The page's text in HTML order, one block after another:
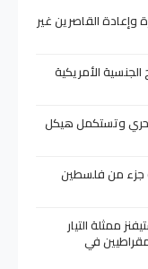
وإعادة القاصرين غير
الأمريكية
وتستكمل هيكل
جزء من فلسطين
ممثلة التيار
في